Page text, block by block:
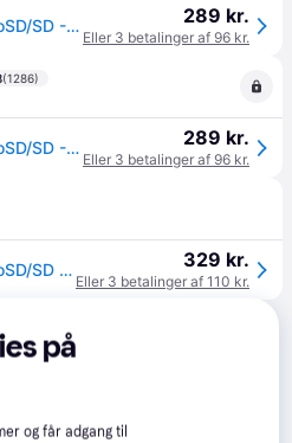
SANDISK Extreme Pro microSD/SD - 200MB/s - 128GB 289 kr.
Eller 3 betalinger af 96 kr.
(1286)
SANDISK Extreme Pro microSD/SD - 200MB/s - 128GB 289 kr.
Eller 3 betalinger af 96 kr.
SANDISK Extreme Pro microSD/SD - 200MB/s - 128GB 329 kr.
Eller 3 betalinger af 110 kr.
på
og får adgang til